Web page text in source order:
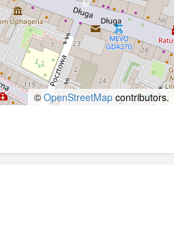
© OpenStreetMap contributors.